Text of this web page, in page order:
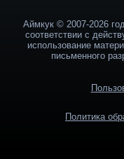
Аймкук © 2007-2026
соответствии с
использование
письменного
Политика